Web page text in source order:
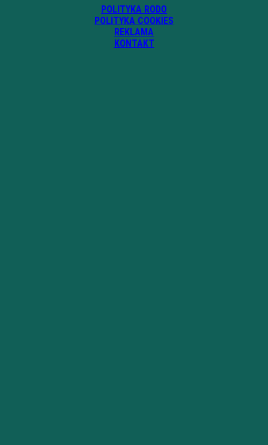
POLITYKA RODO
POLITYKA COOKIES
REKLAMA
KONTAKT